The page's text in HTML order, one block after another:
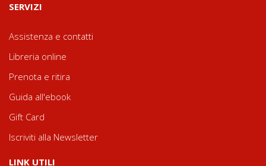
SERVIZI
Assistenza e contatti
Libreria online
Prenota e ritira
Guida all'ebook
Gift Card
Iscriviti alla Newsletter
LINK UTILI